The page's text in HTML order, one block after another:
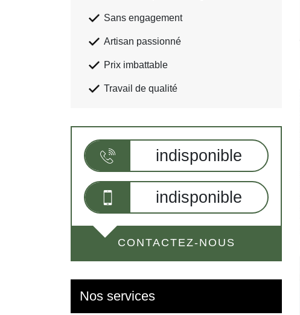
Sans engagement
Artisan passionné
Prix imbattable
Travail de qualité
indisponible
indisponible
CONTACTEZ-NOUS
Nos services